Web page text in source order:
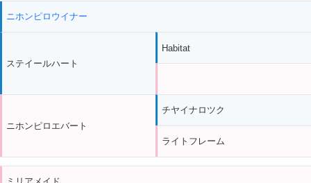
ニホンピロウイナー
ステイールハート
ニホンピロエバート
Habitat
チヤイナロツク
ライトフレーム